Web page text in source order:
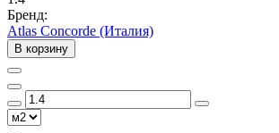
Бренд:
Atlas Concorde (Италия)
В корзину